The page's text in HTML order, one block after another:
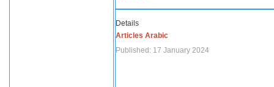
Details
Articles Arabic
Published: 17 January 2024